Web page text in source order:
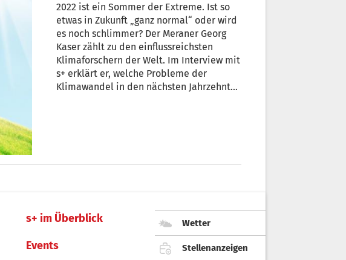
2022 ist ein Sommer der Extreme. Ist so
etwas in Zukunft „ganz normal“ oder wird
es noch schlimmer? Der Meraner Georg
Kaser zählt zu den einflussreichsten
Klimaforschern der Welt. Im Interview mit
s+ erklärt er, welche Probleme der
Klimawandel in den nächsten Jahrzehnten
s+ im Überblick
Events
Wetter
Stellenanzeigen